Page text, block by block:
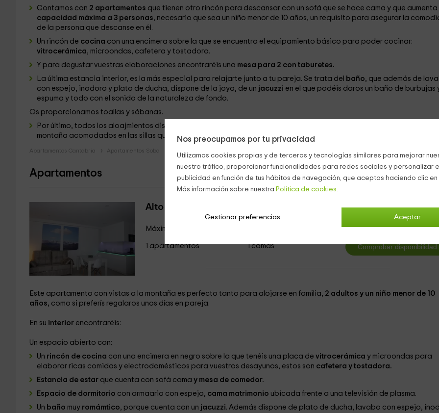
Nos preocupamos por tu privacidad
Utilizamos cookies propias y de terceros y tecnologías similares para mejorar
nuestro tráfico, proporcionar funcionalidades para redes sociales y personalizar
publicidad en función de tus hábitos de navegación, que aceptas haciendo clic
Más información sobre nuestra Política de cookies.
Aceptar
Gestionar preferencias
Contamos con 2 apartamentos que tienen otro rincón para descansar con un sofá que se hace cama y que aumenta
capacidad máxima a 3 personas, necesario que sea un niño menor de 10 años, un requisito para asegurar la
de la persona que descanse en él.
Un rincón de cocina con una encimera sobre la que se encuentra el equipamiento básico para poder cocinar:
vitrocerámica, microondas, cafetera y tostadora.
Y para degustar vuestras elaboraciones encontraréis una mesa para 2 con taburetes.
La última estancia interior, es la más especial para relajarte junto a tu pareja. Se trata del baño, que además de
con espejo, inodoro y plato de ducha, dispone de la joya, de un jacuzzi en el que podéis daros un baño de burbujas
espuma y todo con el sonido de la naturaleza de fondo.
Os proporcionamos toallas y sábanas.
Por último, todos los aloajmientos disponen de un
montaña acomodados en las sillas que os dejamos preparadas.
Apartamentos Cantabria Apartamentos Soba
Apartamentos
Alto Asón
Máximo 3 huéspedes
1 apartamentos 1 camas
desde
persona y
Este apartamento con vistas a la montaña es perfecto tanto para alojarse en familia, 2 adultos y un niño menor de 10
años, como si preferís regalaros unos días en pareja.
En su interior encontraréis:
Un espacio abierto con:
Un rincón de cocina con una encimera en negro sobre la que tenéis una placa de vitrocerámica y microondas para
elaborar ricas comidas y electrodomésticos para vuestros desayunos, estos son cafetera y tostadora.
Estancia de estarque cuenta con sofá cama y mesa de comedor.
Espacio de dormitorio con armaario con espejo, cama matrimonio ubicada frente a una televisión de plasma.
Un baño muy romámtico, porque cuenta con un jacuzzi. Además dispone de plato de ducha, lavabo con espejo,